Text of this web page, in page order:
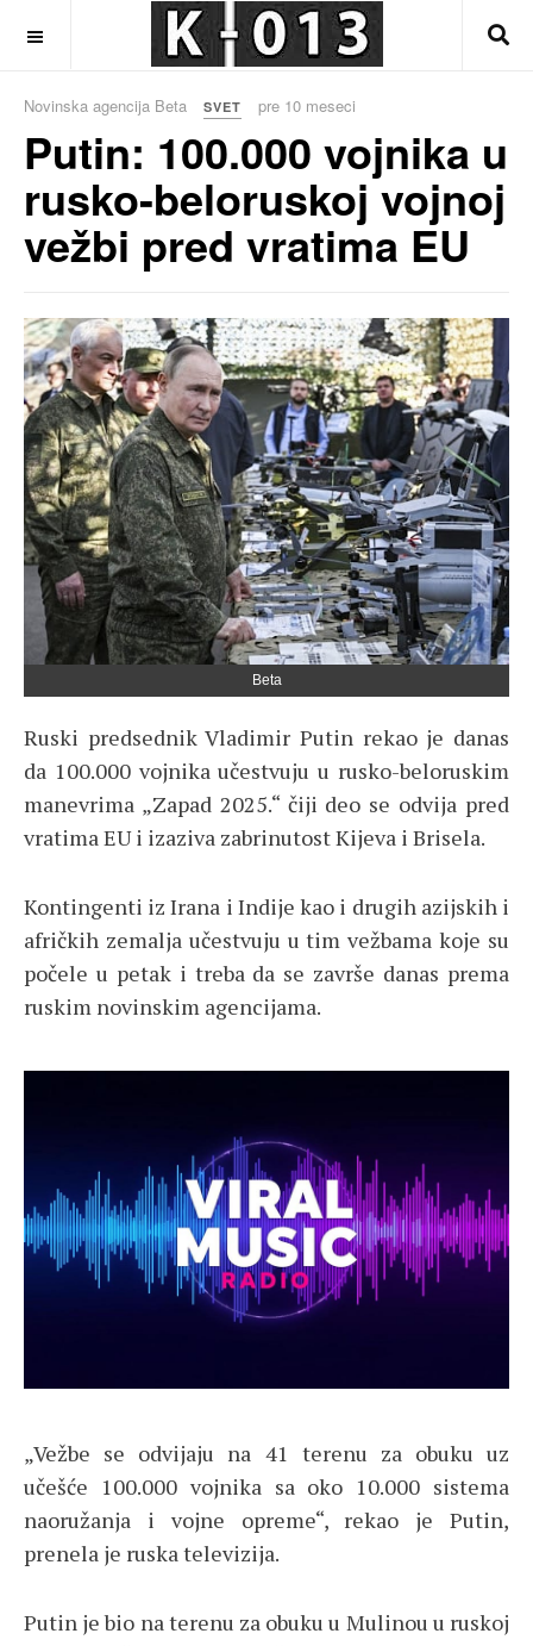
Novinska agencija Beta SVET pre 10 meseci
Putin: 100.000 vojnika u
rusko-beloruskoj vojnoj
vežbi pred vratima EU
Beta
Ruski predsednik Vladimir Putin rekao je danas
da 100.000 vojnika učestvuju u rusko-beloruskim
manevrima „Zapad 2025.“ čiji deo se odvija pred
vratima EU i izaziva zabrinutost Kijeva i Brisela.
Kontingenti iz Irana i Indije kao i drugih azijskih i
afričkih zemalja učestvuju u tim vežbama koje su
počele u petak i treba da se završe danas prema
ruskim novinskim agencijama.
„Vežbe se odvijaju na 41 terenu za obuku uz
učešće 100.000 vojnika sa oko 10.000 sistema
naoružanja i vojne opreme“, rekao je Putin,
prenela je ruska televizija.
Putin je bio na terenu za obuku u Mulinou u ruskoj